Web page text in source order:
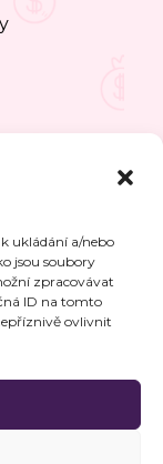
ukládání a/nebo
jsou soubory
zpracovávat
ID na tomto
ovlivnit